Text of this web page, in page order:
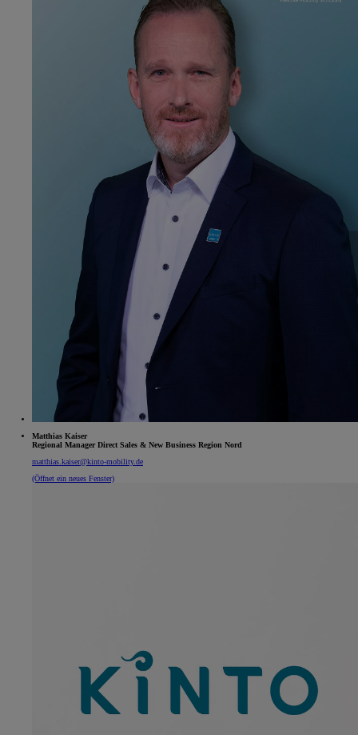
Matthias Kaiser
Regional Manager Direct Sales & New Business Region Nord
matthias.kaiser@kinto-mobility.de
(Öffnet ein neues Fenster)